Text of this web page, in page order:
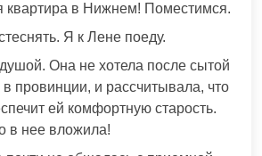
квартира в Нижнем! Поместимся.
Я к Лене поеду.
Она не хотела после сытой
в провинции, и рассчитывала, что
ей комфортную старость.
в нее вложила!